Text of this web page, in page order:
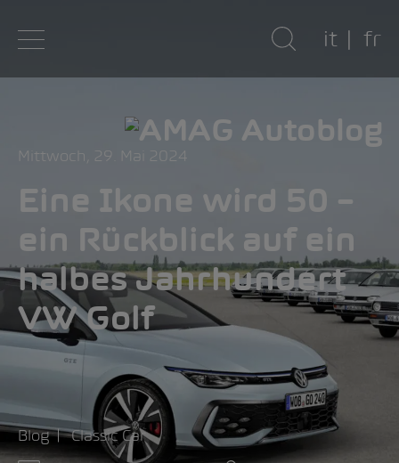
it fr
Mittwoch, 29. Mai 2024
Eine Ikone wird 50 –
ein Rückblick auf ein
halbes Jahrhundert
VW Golf
Blog Classic Car